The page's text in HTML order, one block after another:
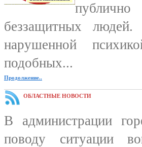
беззащитных
нарушенной
подобных...
Продолжение..
ОБЛАСТНЫЕ НОВОСТИ
В администрации
поводу ситуации